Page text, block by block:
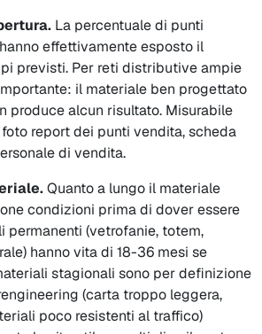
La percentuale di punti
effettivamente esposto il
previsti. Per reti distributive ampie
il materiale ben progettato
produce alcun risultato. Misurabile
report dei punti vendita, scheda
di vendita.
Quanto a lungo il materiale
condizioni prima di dover essere
permanenti (vetrofanie, totem,
hanno vita di 18-36 mesi se
stagionali sono per definizione
(carta troppo leggera,
poco resistenti al traffico)